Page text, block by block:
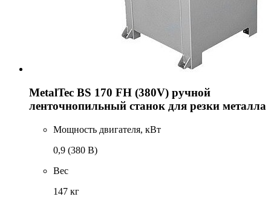
MetalTec BS 170 FH (380V) ручной
ленточнопильный станок для резки металла
Мощность двигателя, кВт
0,9 (380 В)
Вес
147 кг